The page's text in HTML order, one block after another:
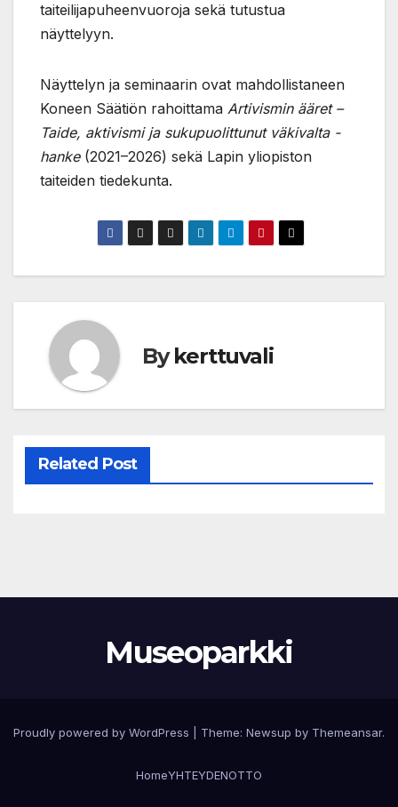
taiteilijapuheenvuoroja sekä tutustua
näyttelyyn.
Näyttelyn ja seminaarin ovat mahdollistaneen
Koneen Säätiön rahoittama Artivismin ääret –
Taide, aktivismi ja sukupuolittunut väkivalta -
hanke(2021–2026) sekä Lapin yliopiston
taiteiden tiedekunta.
Bykerttuvali
Related Post
Museoparkki
Proudly powered by WordPress Theme: Newsup by Themeansar.
HomeYHTEYDENOTTO